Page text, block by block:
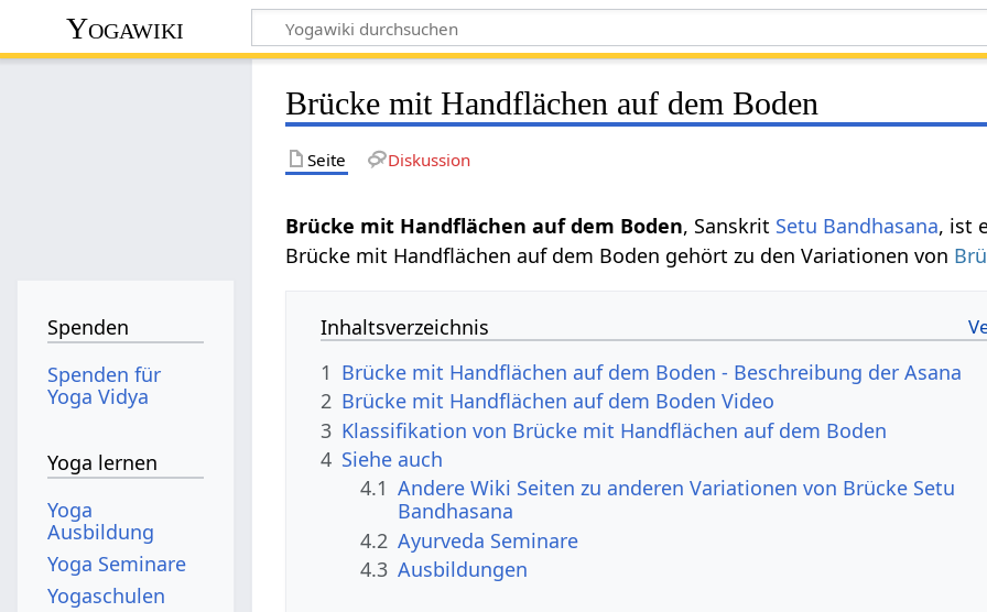
Yogawiki
Brücke mit Handflächen auf dem Boden
Seite Diskussion
Brücke mit Handflächen auf dem Boden, Sanskrit Setu Bandhasana, ist
Brücke mit Handflächen auf dem Boden gehört zu den Variationen von
Inhaltsverzeichnis
1 Brücke mit Handflächen auf dem Boden - Beschreibung der Asana
2 Brücke mit Handflächen auf dem Boden Video
3 Klassifikation von Brücke mit Handflächen auf dem Boden
4 Siehe auch
4.1 Andere Wiki Seiten zu anderen Variationen von Brücke Setu
Bandhasana
4.2 Ayurveda Seminare
4.3 Ausbildungen
Spenden
Spenden für
Yoga Vidya
Yoga lernen
Yoga
Ausbildung
Yoga Seminare
Yogaschulen